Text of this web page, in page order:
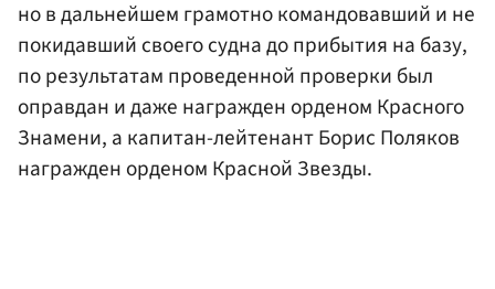
но в дальнейшем грамотно командовавший и не
покидавший своего судна до прибытия на базу,
по результатам проведенной проверки был
оправдан и даже награжден орденом Красного
Знамени, а капитан-лейтенант Борис Поляков
награжден орденом Красной Звезды.